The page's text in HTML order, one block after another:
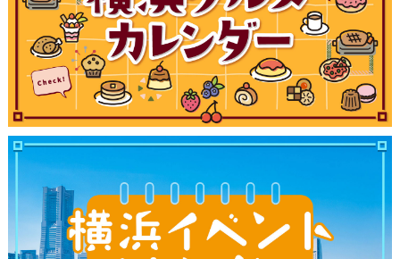
サイトについて